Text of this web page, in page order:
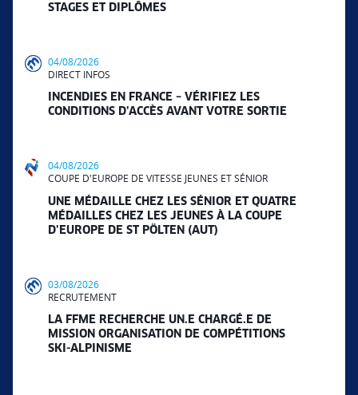
STAGES ET DIPLÔMES
04/08/2026
DIRECT INFOS
INCENDIES EN FRANCE – VÉRIFIEZ LES
CONDITIONS D’ACCÈS AVANT VOTRE SORTIE
04/08/2026
COUPE D'EUROPE DE VITESSE JEUNES ET SÉNIOR
UNE MÉDAILLE CHEZ LES SÉNIOR ET QUATRE
MÉDAILLES CHEZ LES JEUNES À LA COUPE
D’EUROPE DE ST PÖLTEN (AUT)
03/08/2026
RECRUTEMENT
LA FFME RECHERCHE UN.E CHARGÉ.E DE
MISSION ORGANISATION DE COMPÉTITIONS
SKI-ALPINISME